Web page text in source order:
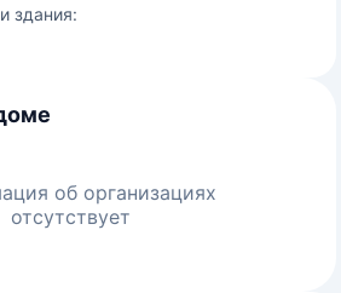
здания:
об организациях
отсутствует